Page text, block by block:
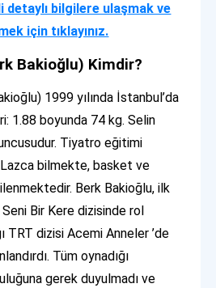
detaylı bilgilere ulaşmak ve
için tıklayınız.
Bakioğlu) Kimdir?
1999 yılında İstanbul’da
1.88 boyunda 74 kg. Selin
Tiyatro eğitimi
Lazca bilmekte, basket ve
Berk Bakioğlu, ilk
Bir Kere dizisinde rol
TRT dizisi Acemi Anneler ’de
Tüm oynadığı
gerek duyulmadı ve